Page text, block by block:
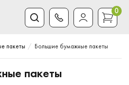
0
пакеты Большие бумажные пакеты
пакеты